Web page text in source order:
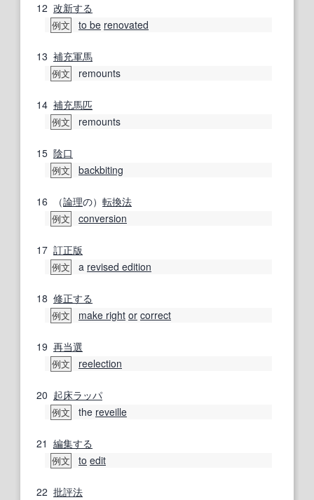
12 改新する
例文 to be renovated
13 補充軍馬
例文 remounts
14 補充馬匹
例文 remounts
15 陰口
例文 backbiting
16 （論理の） 転換法
例文 conversion
17 訂正版
例文 a revised edition
18 修正する
例文 make right or correct
19 再当選
例文 reelection
20 起床ラッパ
例文 the reveille
21 編集する
例文 to edit
22 批評法